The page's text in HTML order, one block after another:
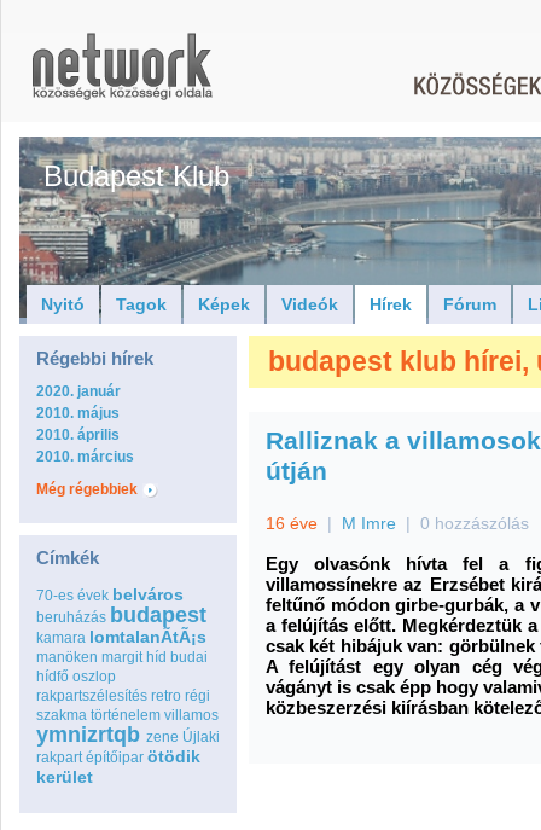
Budapest Klub
Nyitó Tagok Képek Videók Hírek Fórum
Régebbi hírek
2020. január
2010. május
2010. április
2010. március
Még régebbiek
Címkék
70-es évek belváros
beruházás budapest
kamara lomtalanÃ­tÃ¡s
manöken margit híd budai
hídfő oszlop
rakpartszélesítés retro régi
szakma történelem villamos
ymnizrtqb zene Újlaki
rakpart építőipar ötödik
kerület
budapest klub hírei,
Ralliznak a
útján
16 éve | M Imre | 0 hozzászólás
Egy olvasónk hívta fel a
villamossínekre az Erzsébet
feltűnő módon girbe-gurbák, a
a felújítás előtt. Megkérdeztük
csak két hibájuk van:
A felújítást egy olyan cég
vágányt is csak épp hogy
közbeszerzési kiírásban